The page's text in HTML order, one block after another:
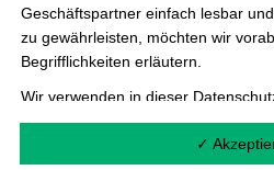
Vorstandswahl
Neuste Meldungen
Neue Ausstattung für den Ganztag
Geschäftspartner einfach lesbar
zu gewährleisten, möchten wir
Begrifflichkeiten erläutern.
Wir verwenden in dieser
die folgenden Begriffe:
a)
✓